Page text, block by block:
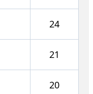
24
21
20